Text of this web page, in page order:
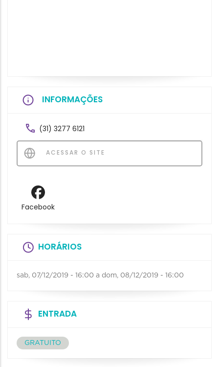
INFORMAÇÕES
(31) 3277 6121
ACESSAR O SITE
Facebook
HORÁRIOS
sab, 07/12/2019 - 16:00 a dom, 08/12/2019 - 16:00
ENTRADA
GRATUITO